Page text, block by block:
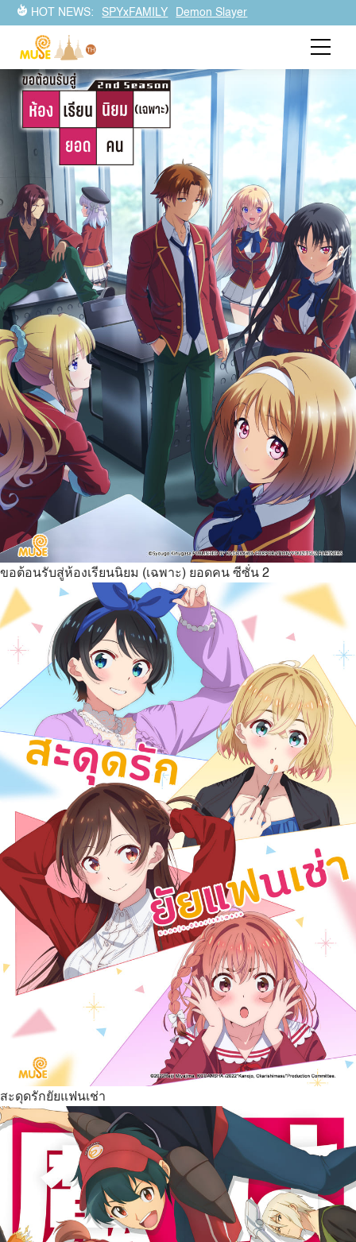
HOT NEWS: SPYxFAMILY Demon Slayer
อนิเมะห้ามพลาดในช่วงหนีร้อนฤดูอันอบอ้าวนี้ มีอนิเมะซีซั่นใหม่
บ้างแน่นอน กับอนิเมะสุดป็อปปูล่าห์ที่มาถึงในเดือนกรกฎาคม!!
ขอต้อนรับสู่ห้องเรียนนิยม (เฉพาะ) ยอดคน ซีซั่น 2
สะดุดรักยัยแฟนเช่า